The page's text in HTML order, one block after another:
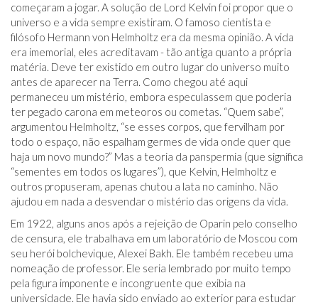
começaram a jogar. A solução de Lord Kelvin foi propor que o
universo e a vida sempre existiram. O famoso cientista e
filósofo Hermann von Helmholtz era da mesma opinião. A vida
era imemorial, eles acreditavam - tão antiga quanto a própria
matéria. Deve ter existido em outro lugar do universo muito
antes de aparecer na Terra. Como chegou até aqui
permaneceu um mistério, embora especulassem que poderia
ter pegado carona em meteoros ou cometas. “Quem sabe”,
argumentou Helmholtz, “se esses corpos, que fervilham por
todo o espaço, não espalham germes de vida onde quer que
haja um novo mundo?” Mas a teoria da panspermia (que significa
“sementes em todos os lugares”), que Kelvin, Helmholtz e
outros propuseram, apenas chutou a lata no caminho. Não
ajudou em nada a desvendar o mistério das origens da vida.
Em 1922, alguns anos após a rejeição de Oparin pelo conselho
de censura, ele trabalhava em um laboratório de Moscou com
seu herói bolchevique, Alexei Bakh. Ele também recebeu uma
nomeação de professor. Ele seria lembrado por muito tempo
pela figura imponente e incongruente que exibia na
universidade. Ele havia sido enviado ao exterior para estudar